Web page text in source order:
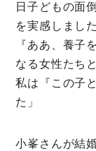
日子どもの面
を実感しまし
『ああ、養子
なる女性たち
私は『この子
た」
小峯さんが結